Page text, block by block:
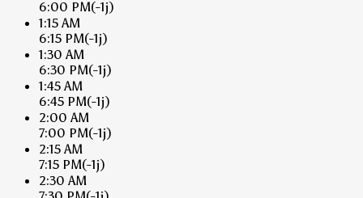
6:00 PM(-1j)
1:15 AM
6:15 PM(-1j)
1:30 AM
6:30 PM(-1j)
1:45 AM
6:45 PM(-1j)
2:00 AM
7:00 PM(-1j)
2:15 AM
7:15 PM(-1j)
2:30 AM